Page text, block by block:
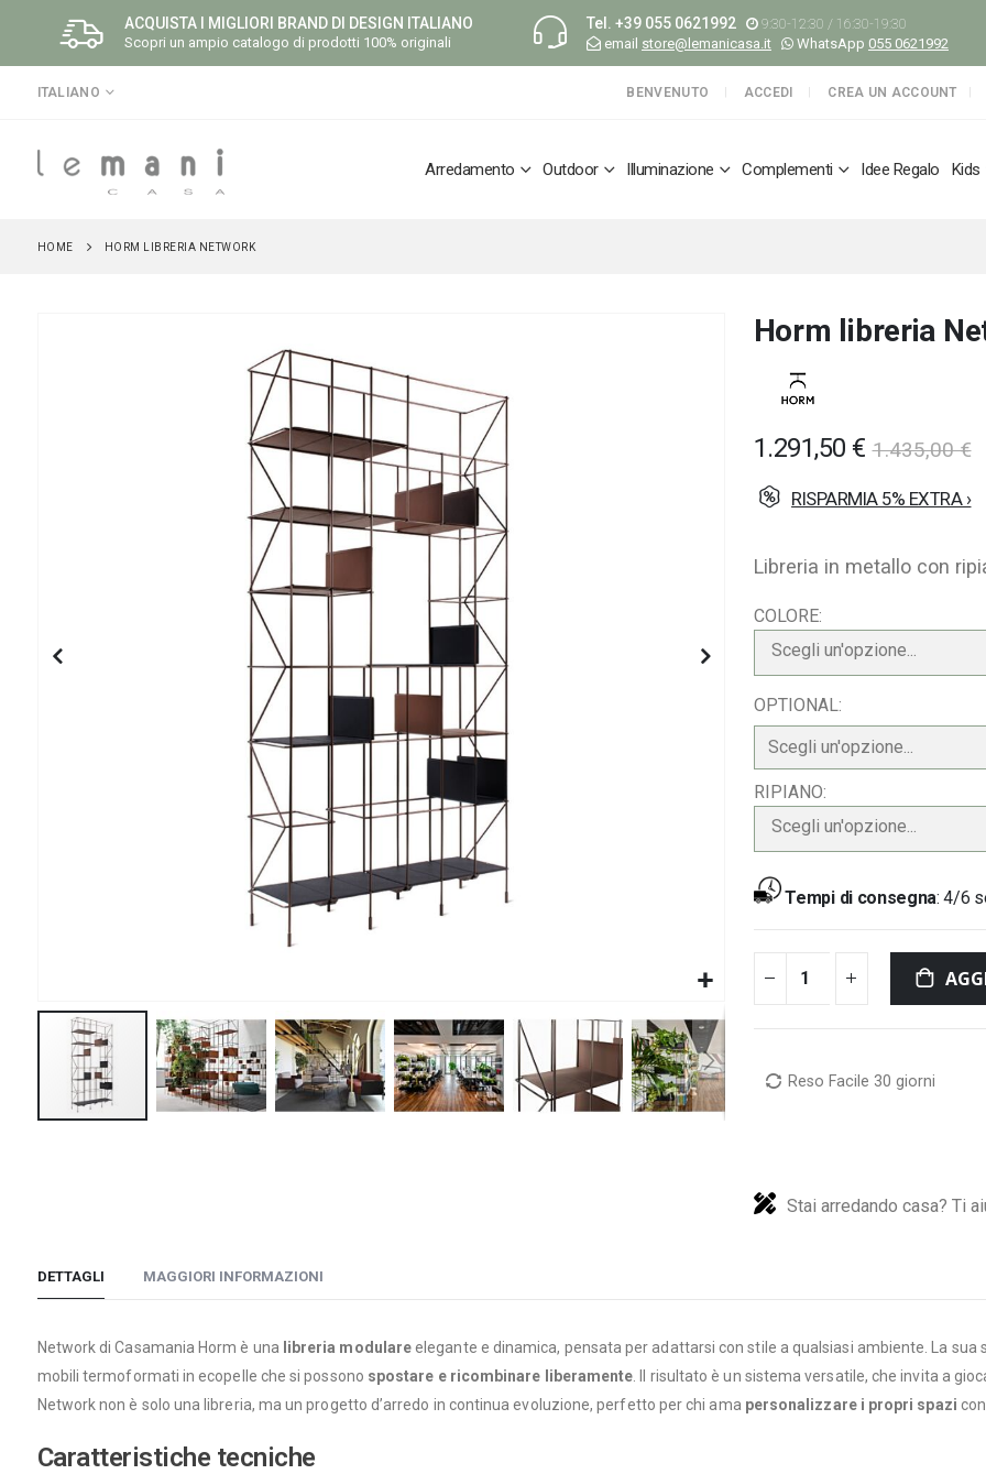
ACQUISTA I MIGLIORI BRAND DI DESIGN ITALIANO
Scopri un ampio catalogo di prodotti 100% originali
Tel. +39 055 0621992
9:30-12:30 / 16:30-19:30
email store@lemanicasa.it WhatsApp 055 0621992
LINGUA
ITALIANO BENVENUTO ACCEDI CREA UN ACCOUNT
Arredamento Outdoor Illuminazione Complementi Idee Regalo Kids
HOME HORM LIBRERIA NETWORK
immagini
Horm libreria
1.291,50 € 1.435,00 €
RISPARMIA 5% EXTRA ›
Libreria in metallo con
COLORE
Scegli un'opzione...
OPTIONAL
RIPIANO
Scegli un'opzione...
Tempi di consegna:4/6
Reso Facile 30 giorni
Stai arredando casa? Ti
DETTAGLI
Network di Casamania Horm è una libreria modulareelegante e dinamica, pensata per adattarsi con stile a qualsiasi ambiente. La sua
mobili termoformati in ecopelle che si possono spostare e ricombinare liberamente . Il risultato è un sistema versatile, che invita a
Network non è solo una libreria, ma un progetto d’arredo in continua evoluzione, perfetto per chi ama personalizzare i propri spazi
Caratteristiche tecniche
MAGGIORI INFORMAZIONI